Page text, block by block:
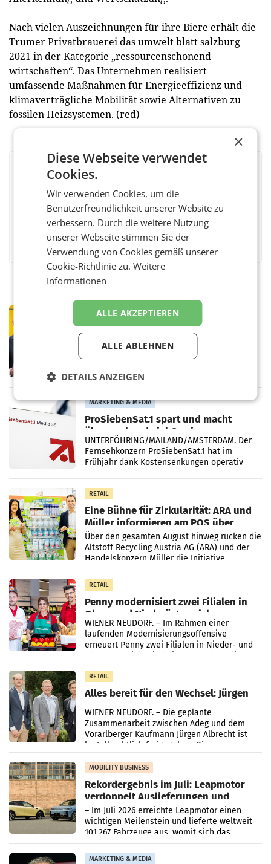
Nach vielen Auszeichnungen für ihre Biere erhält die
Trumer Privatbrauerei das umwelt blatt salzburg
2021 in der Kategorie „ressourcenschonend
wirtschaften“. Das Unternehmen realisiert
umfassende Maßnahmen für Energieeffizienz und
klimaverträgliche Mobilität sowie Alternativen zu
fossilen Heizsystemen. (red)
BEWERTEN SIE DIESEN ARTIKEL
Twitter MessengerWhatsApp XING Teilen
PRIMENEWS
Österreichische Post: Umsatzplus im
ersten Halbjahr trotz schwachem
Briefgeschäft
WIEN Die Österreichische Post AG hat im
von 1.544,0 Mio. EUR erwirtschaftet, was
MARKETING & MEDIA
ProSiebenSat.1 spart und macht
überraschend viel Gewinn
UNTERFÖHRING/MAILAND/AMSTERDAM. Der
Fernsehkonzern ProSiebenSat.1 hat im
Frühjahr dank Kostensenkungen operativ
RETAIL
Eine Bühne für Zirkularität: ARA und
Müller informieren am POS über
Kreislauffähigkeit
Über den gesamten August hinweg rücken die
Altstoff Recycling Austria AG (ARA) und der
Handelskonzern Müller die Initiative
„Kreislauf-Helden“ in allen österreichischen
Müller-Filialen
RETAIL
Penny modernisiert zwei Filialen in
Ober- und Niederösterreich
WIENER NEUDORF. – Im Rahmen einer
laufenden Modernisierungsoffensive
erneuert Penny zwei Filialen in Nieder- und
RETAIL
Alles bereit für den Wechsel: Jürgen
Albrecht setzt ab 1.1.2027 auf Adeg
WIENER NEUDORF. – Die geplante
Zusammenarbeit zwischen Adeg und dem
Vorarlberger Kaufmann Jürgen Albrecht ist
kartellrechtlich freigegeben: Die
Bundeswettbewerbsbehörde und der
Bundeskartellanwalt
MOBILITY BUSINESS
Rekordergebnis im Juli: Leapmotor
verdoppelt Auslieferungen und
überschreitet die 100.000er-Marke
– Im Juli 2026 erreichte Leapmotor einen
wichtigen Meilenstein und lieferte weltweit
101.267 Fahrzeuge aus, womit sich das
Ergebnis gegenüber Juli 2025 mehr als
verdoppelte (+102
MARKETING & MEDIA
×
Diese Webseite verwendet
Cookies.
Wir verwenden Cookies, um die
Benutzerfreundlichkeit unserer Website zu
verbessern. Durch die weitere Nutzung
unserer Webseite stimmen Sie der
Verwendung von Cookies gemäß unserer
Cookie-Richtlinie zu.Weitere
Informationen
ALLE AKZEPTIEREN
ALLE ABLEHNEN
DETAILS ANZEIGEN